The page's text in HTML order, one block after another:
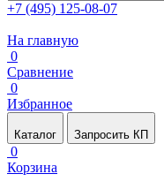
+7 (495) 125-08-07
На главную
0
Сравнение
0
Избранное
Каталог Запросить КП
0
Корзина